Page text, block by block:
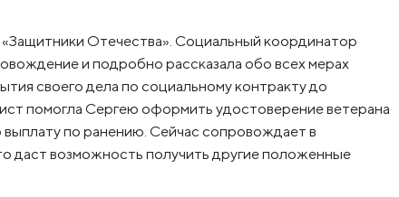
Отечества». Социальный координатор
и подробно рассказала обо всех мерах
своего дела по социальному контракту до
помогла Сергею оформить удостоверение ветерана
по ранению. Сейчас сопровождает в
даст возможность получить другие положенные